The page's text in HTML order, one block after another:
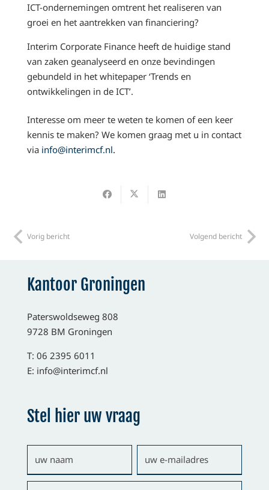
ICT-ondernemingen omtrent het realiseren van
groei en het aantrekken van financiering?
Interim Corporate Finance heeft de huidige stand
van zaken geanalyseerd en onze bevindingen
gebundeld in het whitepaper ‘Trends en
ontwikkelingen in de ICT’.
Interesse om meer te weten te komen of een keer
kennis te maken? We komen graag met u in contact
via info@interimcf.nl.
Vorig bericht Volgend bericht
Kantoor Groningen
Paterswoldseweg 808
9728 BM Groningen
T: 06 2395 6011
E: info@interimcf.nl
Stel hier uw vraag